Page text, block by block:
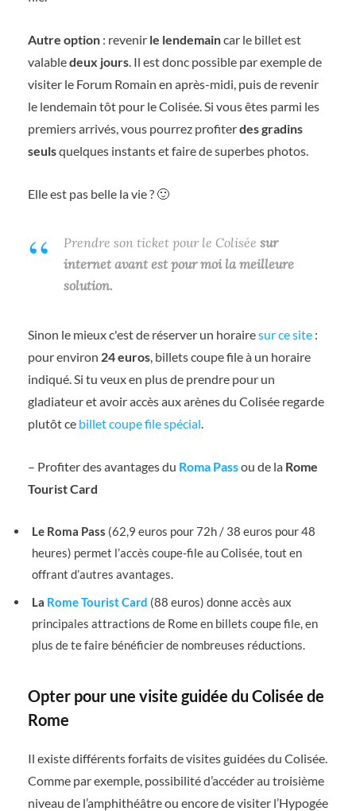
Autre option : revenir le lendemaincar le billet est
valabledeux jours. Il est donc possible par exemple de
visiter le Forum Romain en après-midi, puis de revenir
le lendemain tôt pour le Colisée. Si vous êtes parmi les
premiers arrivés, vous pourrez profiterdes gradins
seulsquelques instants et faire de superbes photos.
Elle est pas belle la vie ? 🙂
Prendre son ticket pour le Colisée sur
internet avant est pour moi la meilleure
solution.
Sinon le mieux c'est de réserver un horairesur ce site :
pour environ 24 euros, billets coupe file à un horaire
indiqué. Si tu veux en plus de prendre pour un
gladiateur et avoir accès aux arènes du Colisée regarde
plutôt ce billet coupe file spécial.
– Profiter des avantages du Roma Passou de la Rome
Tourist Card
Le Roma Pass (62,9 euros pour 72h / 38 euros pour 48
heures) permet l’accès coupe-file au Colisée, tout en
offrant d’autres avantages.
La Rome Tourist Card (88 euros) donne accès aux
principales attractions de Rome en billets coupe file, en
plus de te faire bénéficier de nombreuses réductions.
Opter pour une visite guidée du Colisée de
Rome
Il existe différents forfaits de visites guidées du Colisée.
Comme par exemple, possibilité d’accéder au troisième
niveau de l’amphithéâtre ou encore de visiter l’Hypogée